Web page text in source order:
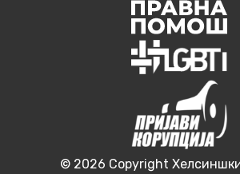
© 2026 Copyright